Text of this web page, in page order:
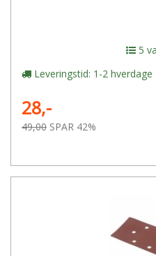
5
Leveringstid: 1-2 hverdage
28,-
49,00 SPAR 42%